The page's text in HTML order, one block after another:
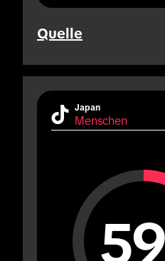
Quelle
Japan
Menschen
59